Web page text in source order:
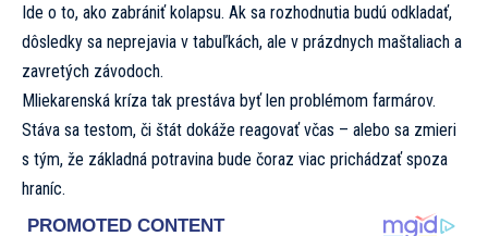
Ide o to, ako zabrániť kolapsu. Ak sa rozhodnutia budú odkladať,
dôsledky sa neprejavia v tabuľkách, ale v prázdnych maštaliach a
zavretých závodoch.
Mliekarenská kríza tak prestáva byť len problémom farmárov.
Stáva sa testom, či štát dokáže reagovať včas – alebo sa zmieri
s tým, že základná potravina bude čoraz viac prichádzať spoza
hraníc.